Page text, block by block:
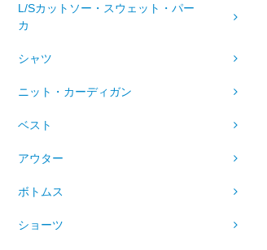
L/Sカットソー・スウェット・パー
カ
シャツ
ニット・カーディガン
ベスト
アウター
ボトムス
ショーツ